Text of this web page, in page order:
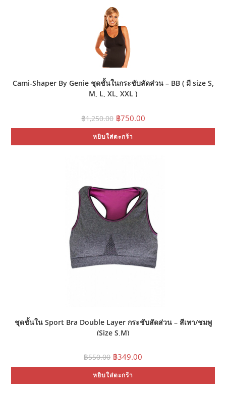
Cami-Shaper By Genie ชุดชั้นในกระชับสัดส่วน – BB ( มี size S,
M, L, XL, XXL )
฿1,250.00 Original
price
was:
฿1,250.00.
฿750.00Current
price
is:
หยิบใส่ตะกร้า
ชุดชั้นใน Sport Bra Double Layer กระชับสัดส่วน – สีเทา/ชมพู
(Size S,M)
฿550.00 Original
price
was:
฿550.00.
฿349.00
is:
หยิบใส่ตะกร้า